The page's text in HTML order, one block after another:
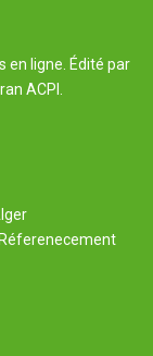
en ligne. Édité par
ACPI.